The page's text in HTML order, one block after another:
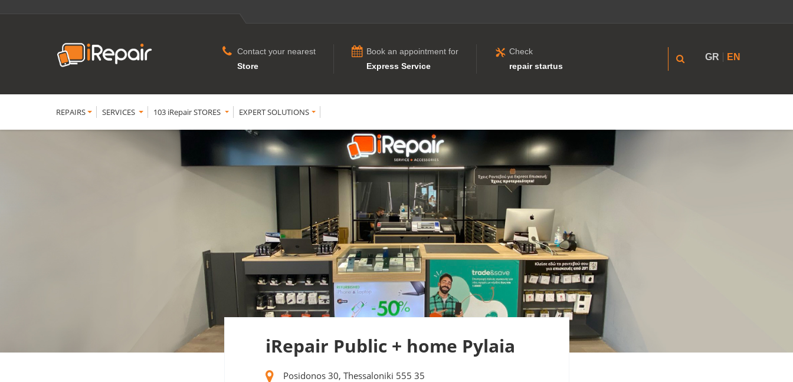
Contact your nearest
Store
Book an appointment for
Express Service
Check
repair startus
GR EN
REPAIRS SERVICES 103 iRepair STORES EXPERT SOLUTIONS
iRepair Public + home Pylaia
Posidonos 30, Thessaloniki 555 35